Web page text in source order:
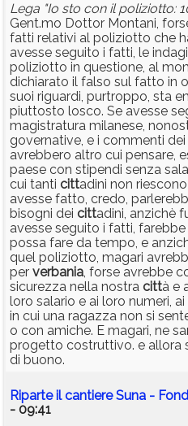
Lega "Io sto con il poliziotto:
Gent.mo Dottor Montani,
fatti relativi al poliziotto che
avesse seguito i fatti, le
poliziotto in questione, al
dichiarato il falso sul fatto in
suoi riguardi, purtroppo, sta
piuttosto losco. Se avesse
magistratura milanese,
governative, e i commenti
avrebbero altro cui pensare,
paese con stipendi senza
cui tanti cittadini non
avesse fatto, credo,
bisogni dei cittadini, anzichè
avesse seguito i fatti,
possa fare da tempo, e
quel poliziotto, magari
per verbania, forse avrebbe
sicurezza nella nostra città e
loro salario e ai loro numeri,
in cui una ragazza non si
o con amiche. E magari, ne
progetto costruttivo. e allora
di buono.
Riparte il cantiere Suna -
- 09:41